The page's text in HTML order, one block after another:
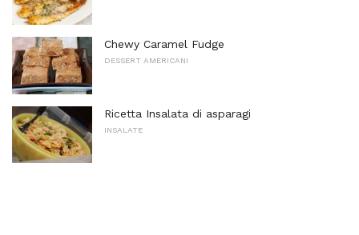
Chewy Caramel Fudge
DESSERT AMERICANI
Ricetta Insalata di asparagi
INSALATE